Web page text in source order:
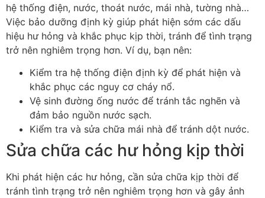
hệ thống điện, nước, thoát nước, mái nhà, tường nhà…
Việc bảo dưỡng định kỳ giúp phát hiện sớm các dấu
hiệu hư hỏng và khắc phục kịp thời, tránh để tình trạng
trở nên nghiêm trọng hơn. Ví dụ, bạn nên:
Kiểm tra hệ thống điện định kỳ để phát hiện và
khắc phục các nguy cơ cháy nổ.
Vệ sinh đường ống nước để tránh tắc nghẽn và
đảm bảo nguồn nước sạch.
Kiểm tra và sửa chữa mái nhà để tránh dột nước.
Sửa chữa các hư hỏng kịp thời
Khi phát hiện các hư hỏng, cần sửa chữa kịp thời để
tránh tình trạng trở nên nghiêm trọng hơn và gây ảnh